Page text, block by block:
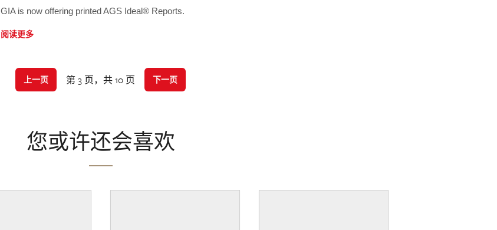
GIA is now offering printed AGS Ideal® Reports.
阅读更多
上一页 第 3 页，共 10 页 下一页
您或许还会喜欢